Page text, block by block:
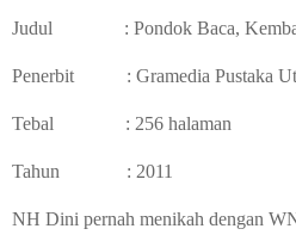
Judul : Pondok Baca, Kembali
Penerbit : Gramedia Pustaka
Tebal : 256 halaman
Tahun : 2011
NH Dini pernah menikah dengan